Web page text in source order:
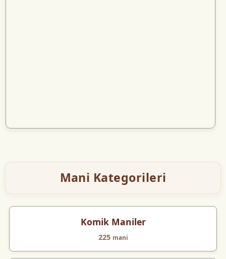
Mani Kategorileri
Komik Maniler
225 mani